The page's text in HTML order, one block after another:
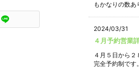
もかなりの数あ
2024/03/31
４月予約営業
４月５日から２
完全予約制です